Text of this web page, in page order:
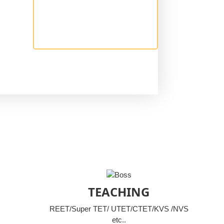
TEACHING
REET/Super TET/ UTET/CTET/KVS /NVS
etc..